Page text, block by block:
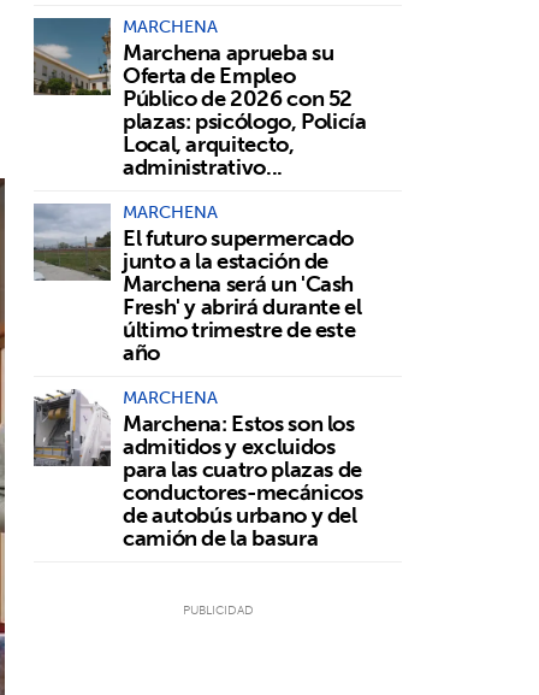
MARCHENA
Marchena aprueba su
Oferta de Empleo
Público de 2026 con 52
plazas: psicólogo, Policía
Local, arquitecto,
administrativo...
MARCHENA
El futuro supermercado
junto a la estación de
Marchena será un 'Cash
Fresh' y abrirá durante el
último trimestre de este
año
MARCHENA
Marchena: Estos son los
admitidos y excluidos
para las cuatro plazas de
conductores-mecánicos
de autobús urbano y del
camión de la basura